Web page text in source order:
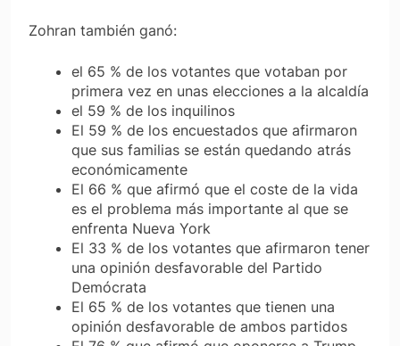
Zohran también ganó:
el 65 % de los votantes que votaban por
primera vez en unas elecciones a la alcaldía
el 59 % de los inquilinos
El 59 % de los encuestados que afirmaron
que sus familias se están quedando atrás
económicamente
El 66 % que afirmó que el coste de la vida
es el problema más importante al que se
enfrenta Nueva York
El 33 % de los votantes que afirmaron tener
una opinión desfavorable del Partido
Demócrata
El 65 % de los votantes que tienen una
opinión desfavorable de ambos partidos